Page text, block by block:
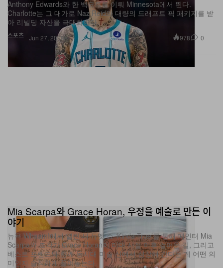
스포츠
Anthony Edwards와 한 백코트를 이뤄 Minnesota에서 뛴다.
Charlotte는 그 대가로 Naz Reid와 대량의 드래프트 픽 패키지를 받
아 리빌딩 자산을 극대화한다.
Jun 27, 2026 978 0
Mia Scarpa와 Grace Horan, 우정을 예술로 만든 이
야기
뉴욕 Whaam!에서 열린 새 듀엣 쇼 ‘Kinda True’를 통해 페인터 Mia
Scarpa와 조각가 Grace Horan이 미대 시절 이후 걸어온 길, 그리고
베스트 프렌드와 함께 동시대 미술 신에서 성장해 간다는 게 어떤 의
미인지 솔직하게 풀어놓는다.